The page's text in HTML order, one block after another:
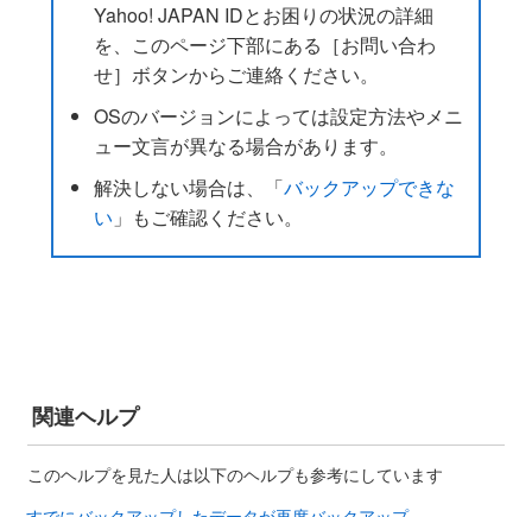
Yahoo! JAPAN IDとお困りの状況の詳細
を、このページ下部にある［お問い合わ
せ］ボタンからご連絡ください。
OSのバージョンによっては設定方法やメニ
ュー文言が異なる場合があります。
解決しない場合は、「バックアップできな
い 」もご確認ください。
関連ヘルプ
このヘルプを見た人は以下のヘルプも参考にしています